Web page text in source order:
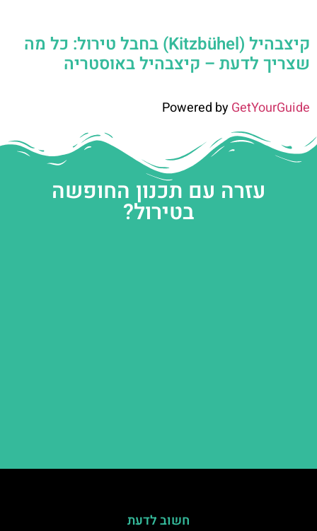
קיצבהיל (Kitzbühel) בחבל טירול: כל מה
שצריך לדעת – קיצבהיל באוסטריה
Powered byGetYourGuide
עזרה עם תכנון החופשה
בטירול?
חשוב לדעת